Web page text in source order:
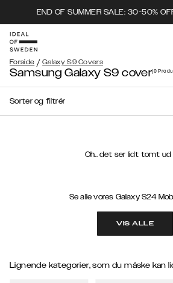
END OF SUMMER SALE: 30-50%
Forside / Galaxy S9 Covers
Samsung Galaxy S9 cover(0
Sorter og filtrér
Oh.. det ser lidt tomt ud
Se alle vores Galaxy S24
VIS ALLE
Lignende kategorier, som du måske kan